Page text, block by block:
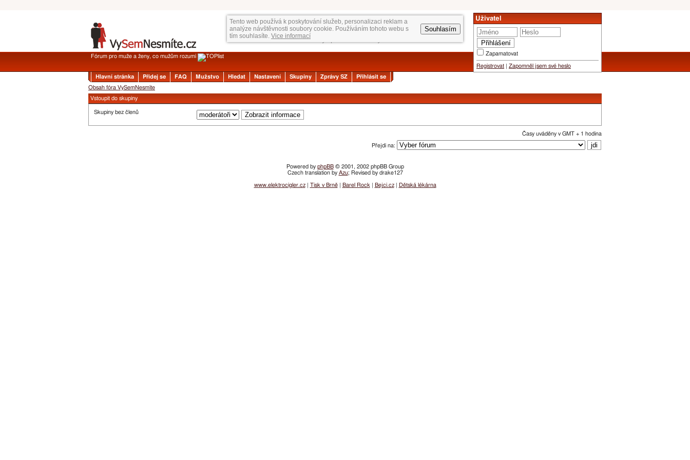
Tento web používá k poskytování služeb, personalizaci reklam a
analýze návštěvnosti soubory cookie. Používáním tohoto webu s
tím souhlasíte. Vice informací
Souhlasím
Uživatel
Zapamatovat
Registrovat Zapomněl jsem své heslo
Fórum pro muže a ženy, co mužům rozumí
Hlavní stránka Přidej se FAQ Mužstvo Hledat Nastavení Skupiny Zprávy SZ
Přihlásit se
Obsah fóra VySemNesmíte
Vstoupit do skupiny
Skupiny bez členů
Časy uváděny v GMT + 1 hodina
Přejdi na:
Powered by phpBB© 2001, 2002 phpBB Group
Czech translation by Azu; Revised by drake127
www.elektrocigler.cz| Tisk v Brně| Barel Rock Bejci.cz| Dětská lékárna